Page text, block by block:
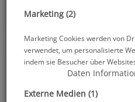
Bekleidung
Marketing (2)
Marketing Cookies werden von
verwendet, um personalisierte
indem sie Besucher über
Daten
Externe Medien (1)